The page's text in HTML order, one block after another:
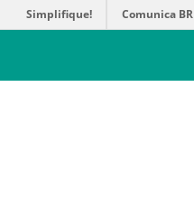
Simplifique! Comunica BR